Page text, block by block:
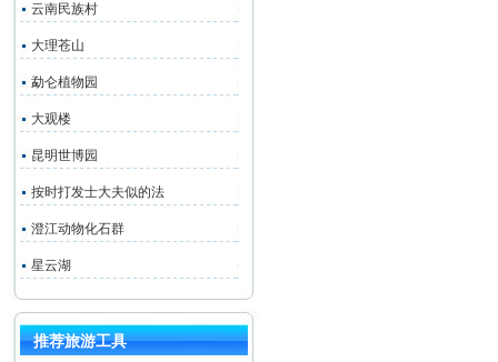
云南民族村
大理苍山
勐仑植物园
大观楼
昆明世博园
按时打发士大夫似的法
澄江动物化石群
星云湖
推荐旅游工具